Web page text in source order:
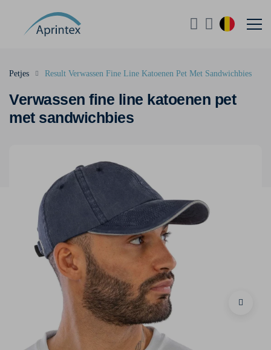
Verwassen fine line katoenen pet
met sandwichbies
Petjes Result Verwassen Fine Line Katoenen Pet Met Sandwichbies